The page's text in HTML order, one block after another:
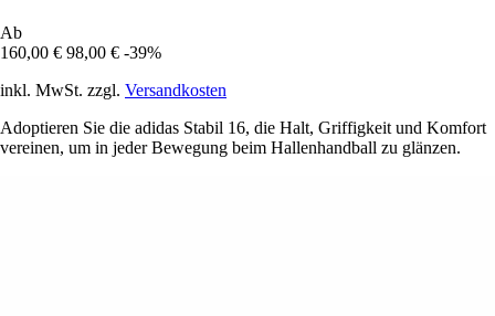
Ab
160,00 € 98,00 € -39%
inkl. MwSt. zzgl. Versandkosten
Adoptieren Sie die adidas Stabil 16, die Halt, Griffigkeit und Komfort
vereinen, um in jeder Bewegung beim Hallenhandball zu glänzen.